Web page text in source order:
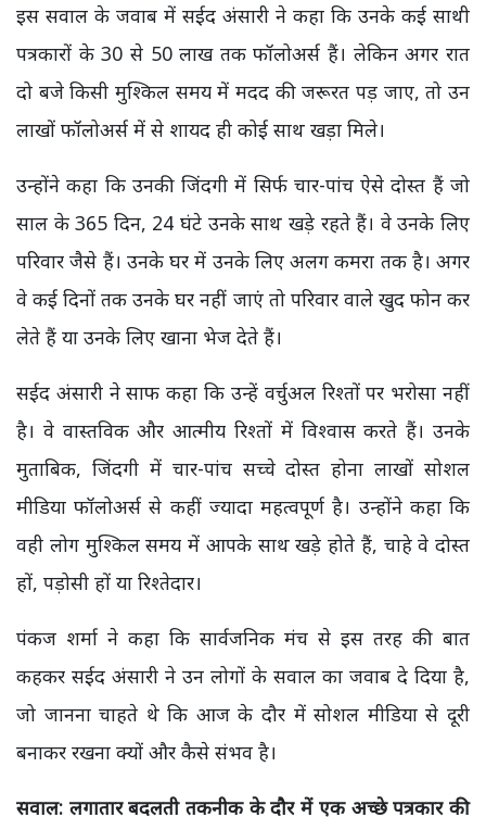
इस सवाल के जवाब में सईद अंसारी ने कहा कि उनके कई साथी
पत्रकारों के 30 से 50 लाख तक फॉलोअर्स हैं। लेकिन अगर रात
दो बजे किसी मुश्किल समय में मदद की जरूरत पड़ जाए, तो उन
लाखों फॉलोअर्स में से शायद ही कोई साथ खड़ा मिले।
उन्होंने कहा कि उनकी जिंदगी में सिर्फ चार-पांच ऐसे दोस्त हैं जो
साल के 365 दिन, 24 घंटे उनके साथ खड़े रहते हैं। वे उनके लिए
परिवार जैसे हैं। उनके घर में उनके लिए अलग कमरा तक है। अगर
वे कई दिनों तक उनके घर नहीं जाएं तो परिवार वाले खुद फोन कर
लेते हैं या उनके लिए खाना भेज देते हैं।
सईद अंसारी ने साफ कहा कि उन्हें वर्चुअल रिश्तों पर भरोसा नहीं
है। वे वास्तविक और आत्मीय रिश्तों में विश्वास करते हैं। उनके
मुताबिक, जिंदगी में चार-पांच सच्चे दोस्त होना लाखों सोशल
मीडिया फॉलोअर्स से कहीं ज्यादा महत्वपूर्ण है। उन्होंने कहा कि
वही लोग मुश्किल समय में आपके साथ खड़े होते हैं, चाहे वे दोस्त
हों, पड़ोसी हों या रिश्तेदार।
पंकज शर्मा ने कहा कि सार्वजनिक मंच से इस तरह की बात
कहकर सईद अंसारी ने उन लोगों के सवाल का जवाब दे दिया है,
जो जानना चाहते थे कि आज के दौर में सोशल मीडिया से दूरी
बनाकर रखना क्यों और कैसे संभव है।
सवाल: लगातार बदलती तकनीक के दौर में एक अच्छे पत्रकार की